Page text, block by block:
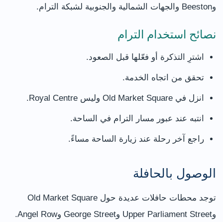
وBeeston والجهات الشمالية والجنوبية لشبكة الترام.
نصائح استخدام الترام
اشترِ التذكرة أو فعّلها قبل الصعود.
تحقق من اتجاه الخدمة.
انزل في Old Market Square وليس Royal Centre.
انتبه عند عبور مسار الترام في الساحة.
راجع آخر رحلة عند زيارة الساحة مساءً.
الوصول بالحافلة
توجد محطات حافلات عديدة حول Old Market Square
وUpper Parliament Street وGeorge Street وAngel Row.